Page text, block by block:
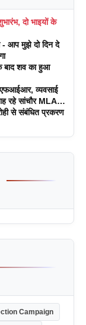
दो भाइयों के
- आप मुझे दो दिन दे
बाद शव का हुआ
एफआईआर, व्यवसाई
रहे सांचौर MLA
से संबंधित प्रकरण
Campaign